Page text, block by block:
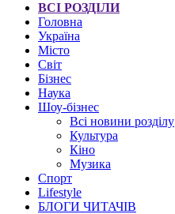
ВСІ РОЗДІЛИ
Головна
Україна
Місто
Світ
Бізнес
Наука
Шоу-бізнес
Всі новини розділу
Культура
Кіно
Музика
Спорт
Lifestyle
БЛОГИ ЧИТАЧІВ